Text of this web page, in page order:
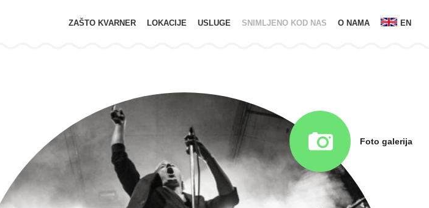
ZAŠTO KVARNER LOKACIJE USLUGE SNIMLJENO KOD NAS O NAMA EN
Foto galerija